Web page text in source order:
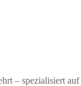
– spezialisiert auf